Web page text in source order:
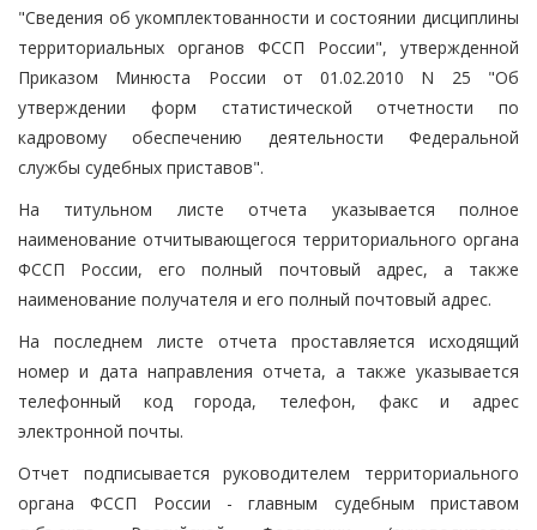
"Сведения об укомплектованности и состоянии дисциплины
территориальных органов ФССП России", утвержденной
Приказом Минюста России от 01.02.2010 N 25 "Об
утверждении форм статистической отчетности по
кадровому обеспечению деятельности Федеральной
службы судебных приставов".
На титульном листе отчета указывается полное
наименование отчитывающегося территориального органа
ФССП России, его полный почтовый адрес, а также
наименование получателя и его полный почтовый адрес.
На последнем листе отчета проставляется исходящий
номер и дата направления отчета, а также указывается
телефонный код города, телефон, факс и адрес
электронной почты.
Отчет подписывается руководителем территориального
органа ФССП России - главным судебным приставом